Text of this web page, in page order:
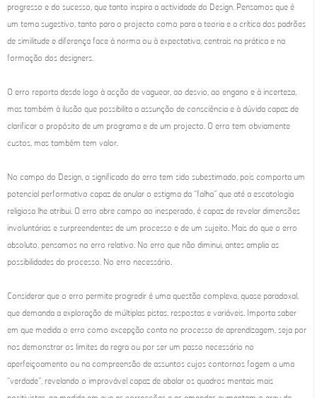
progresso e do sucesso, que tanto inspira a actividade do Design. Pensamos que é
um tema sugestivo, tanto para o projecto como para a teoria e a crítica dos padrões
de similitude e diferença face à norma ou à expectativa, centrais na prática e na
formação dos designers.
O erro reporta desde logo à acção de vaguear, ao desvio, ao engano e à incerteza,
mas também à ilusão que possibilita a assunção de consciência e à dúvida capaz de
clarificar o propósito de um programa e de um projecto. O erro tem obviamente
custos, mas também tem valor.
No campo do Design, o significado do erro tem sido subestimado, pois comporta um
potencial performativo capaz de anular o estigma da “falha” que até a escatologia
religiosa lhe atribui. O erro abre campo ao inesperado, é capaz de revelar dimensões
involuntárias e surpreendentes de um processo e de um sujeito. Mais do que o erro
absoluto, pensamos no erro relativo. No erro que não diminui, antes amplia as
possibilidades do processo. No erro necessário.
Considerar que o erro permite progredir é uma questão complexa, quase paradoxal,
que demanda a exploração de múltiplas pistas, respostas e variáveis. Importa saber
em que medida o erro como excepção conta no processo de aprendizagem, seja por
nos demonstrar os limites da regra ou por ser um passo necessário no
aperfeiçoamento ou na compreensão de assuntos cujos contornos fogem a uma
“verdade”, revelando o improvável capaz de abalar os quadros mentais mais